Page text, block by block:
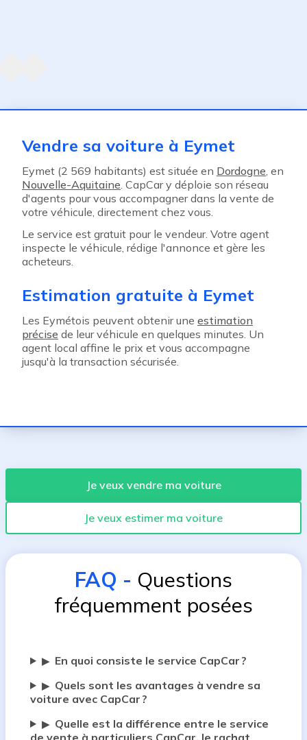
Vendre sa voiture à Eymet
Eymet (2 569 habitants) est située en Dordogne, en
Nouvelle-Aquitaine. CapCar y déploie son réseau
d'agents pour vous accompagner dans la vente de
votre véhicule, directement chez vous.
Le service est gratuit pour le vendeur. Votre agent
inspecte le véhicule, rédige l'annonce et gère les
acheteurs.
Estimation gratuite à Eymet
Les Eymétois peuvent obtenir une estimation
précise de leur véhicule en quelques minutes. Un
agent local affine le prix et vous accompagne
jusqu'à la transaction sécurisée.
Je veux vendre ma voiture
Je veux estimer ma voiture
FAQ - Questions
fréquemment posées
▶ En quoi consiste le service CapCar ?
▶ Quels sont les avantages à vendre sa
voiture avec CapCar ?
▶ Quelle est la différence entre le service
de vente à particuliers CapCar, le rachat